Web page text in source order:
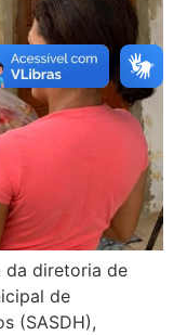
da diretoria de
de
(SASDH),